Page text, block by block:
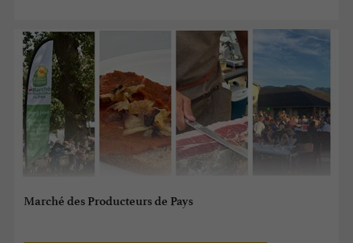
Marché des Producteurs de Pays